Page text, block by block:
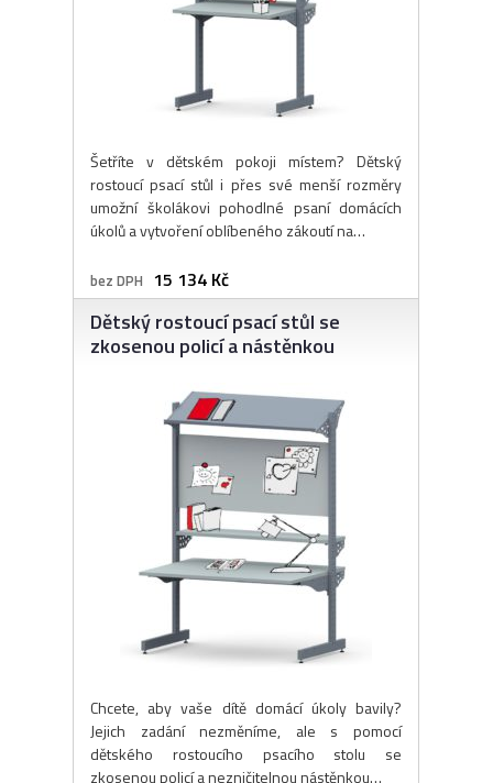
Šetříte v dětském pokoji místem? Dětský
rostoucí psací stůl i přes své menší rozměry
umožní školákovi pohodlné psaní domácích
úkolů a vytvoření oblíbeného zákoutí na…
bez DPH 15 134 Kč
Dětský rostoucí psací stůl se
zkosenou policí a nástěnkou
Chcete, aby vaše dítě domácí úkoly bavily?
Jejich zadání nezměníme, ale s pomocí
dětského rostoucího psacího stolu se
zkosenou policí a nezničitelnou nástěnkou…